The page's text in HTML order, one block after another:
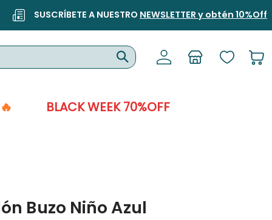
SUSCRÍBETE A NUESTRO NEWSLETTER y obtén 10%Off
BLACK WEEK 70%OFF
Buzo Niño Azul